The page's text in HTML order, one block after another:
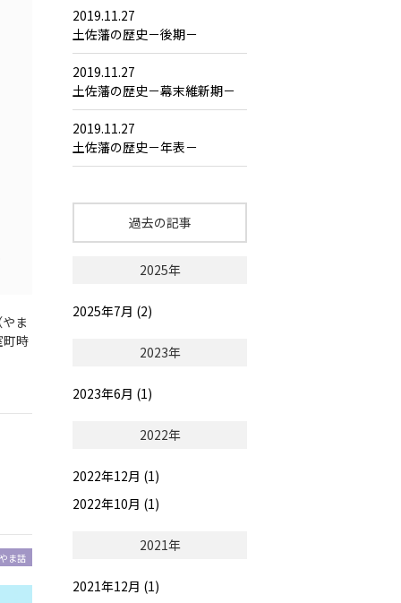
ま
町時
ま話
2019.11.27
土佐藩の歴史－後期－
2019.11.27
土佐藩の歴史－幕末維新期－
2019.11.27
土佐藩の歴史－年表－
過去の記事
2025年
2025年7月 (2)
2023年
2023年6月 (1)
2022年
2022年12月 (1)
2022年10月 (1)
2021年
2021年12月 (1)